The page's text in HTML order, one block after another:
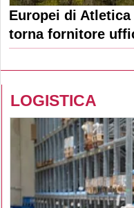
Europei di
torna fornitore
LOGISTICA